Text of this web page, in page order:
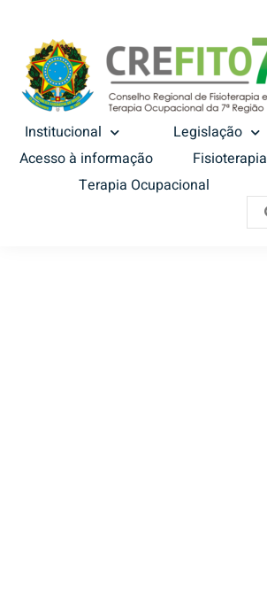
Institucional
Legislação
Acesso à informação
Fisioterapia
Terapia Ocupacional